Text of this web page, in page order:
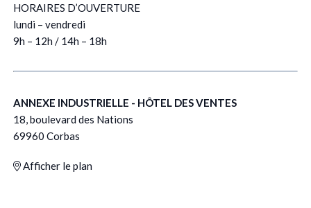
HORAIRES D’OUVERTURE
lundi – vendredi
9h – 12h / 14h – 18h
ANNEXE INDUSTRIELLE - HÔTEL DES VENTES
18, boulevard des Nations
69960 Corbas
Afficher le plan